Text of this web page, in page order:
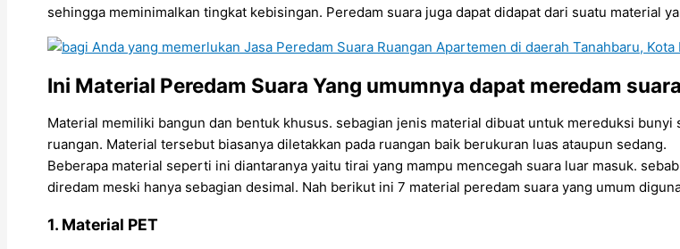
sehingga meminimalkan tingkat kebisingan. Peredam suara juga dapat didapat dari suatu material
Ini Material Peredam Suara Yang umumnya dapat meredam suara
Material memiliki bangun dan bentuk khusus. sebagian jenis material dibuat untuk mereduksi
ruangan. Material tersebut biasanya diletakkan pada ruangan baik berukuran luas ataupun sedang.
Beberapa material seperti ini diantaranya yaitu tirai yang mampu mencegah suara luar masuk.
diredam meski hanya sebagian desimal. Nah berikut ini 7 material peredam suara yang umum
1. Material PET